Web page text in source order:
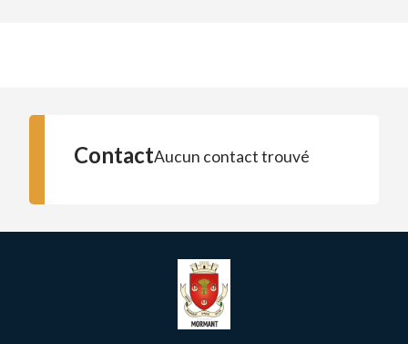
ContactAucun contact trouvé